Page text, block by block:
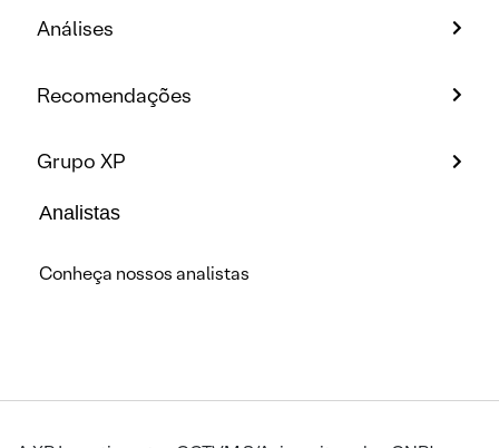
Análises
Recomendações
Grupo XP
Analistas
Conheça nossos analistas